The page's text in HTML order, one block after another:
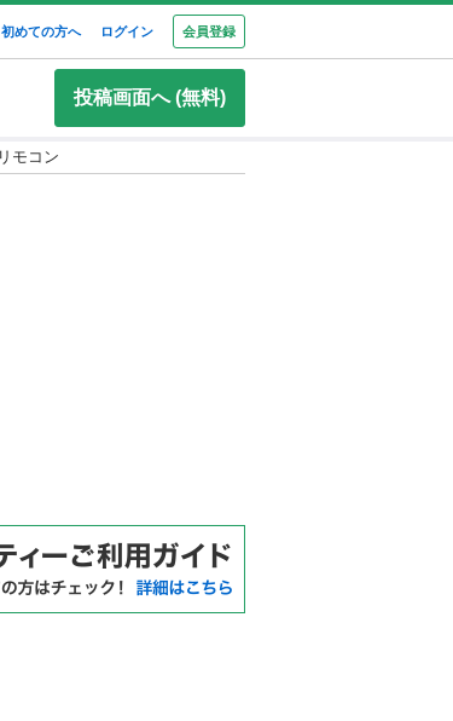
初めての方へ ログイン 会員登録
投稿画面へ (無料)
モコン